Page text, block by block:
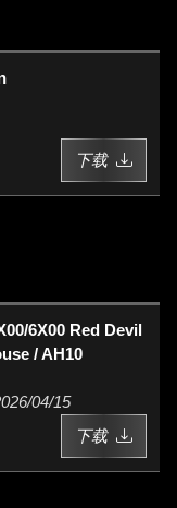
下载
6X00 Red Devil
/ AH10
04/15
下载